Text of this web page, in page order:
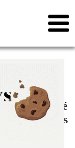
société
partagées
questions.
No